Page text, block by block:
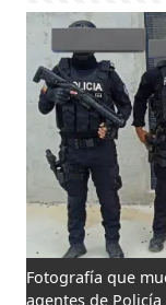
Fotografía que
agentes de